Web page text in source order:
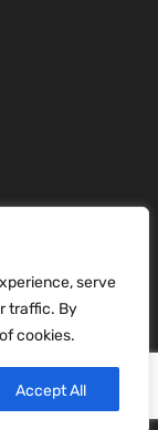
serve
traffic. By
cookies.
Accept All